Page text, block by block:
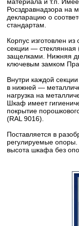
Росздравнадзора на
декларацию о
стандартам.
Корпус изготовлен
секции —
защелками. Нижняя
ключевым замком
Внутри каждой
в нижней —
нагрузка на
Шкаф имеет
покрытие
(RAL 9016).
Поставляется в
регулируемые
высота шкафа без